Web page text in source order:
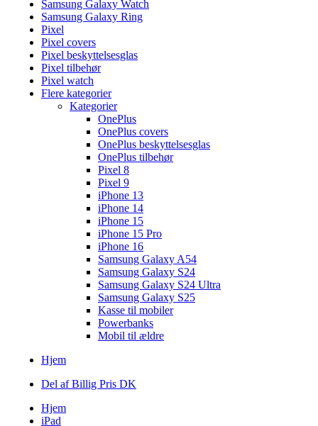
Samsung Galaxy Watch
Samsung Galaxy Ring
Pixel
Pixel covers
Pixel beskyttelsesglas
Pixel tilbehør
Pixel watch
Flere kategorier
Kategorier
OnePlus
OnePlus covers
OnePlus beskyttelsesglas
OnePlus tilbehør
Pixel 8
Pixel 9
iPhone 13
iPhone 14
iPhone 15
iPhone 15 Pro
iPhone 16
Samsung Galaxy A54
Samsung Galaxy S24
Samsung Galaxy S24 Ultra
Samsung Galaxy S25
Kasse til mobiler
Powerbanks
Mobil til ældre
Hjem
Del af Billig Pris DK
Hjem
iPad